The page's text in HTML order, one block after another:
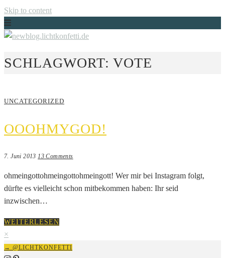
Skip to content
NEWBLOG.LICHTKONFETTI.DE
Just another WordPress site
SCHLAGWORT: VOTE
UNCATEGORIZED
OOOHMYGOD!
7. Juni 2013 13 Comments
ohmeingottohmeingottohmeingott! Wer mir bei Instagram folgt,
dürfte es vielleicht schon mitbekommen haben: Ihr seid
inzwischen…
WEITERLESEN
×
→ @LICHTKONFETTI